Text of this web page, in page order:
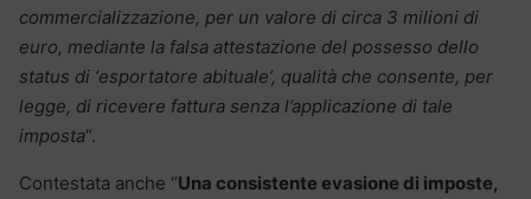
commercializzazione, per un valore di circa 3 milioni di
euro, mediante la falsa attestazione del possesso dello
status di ‘esportatore abituale’, qualità che consente, per
legge, di ricevere fattura senza l’applicazione di tale
imposta“.
Contestata anche “Una consistente evasione di imposte,